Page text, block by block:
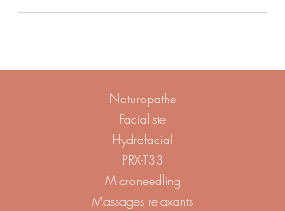
Naturopathe
Facialiste
Hydrafacial
PRX-T33
Microneedling
Massages relaxants